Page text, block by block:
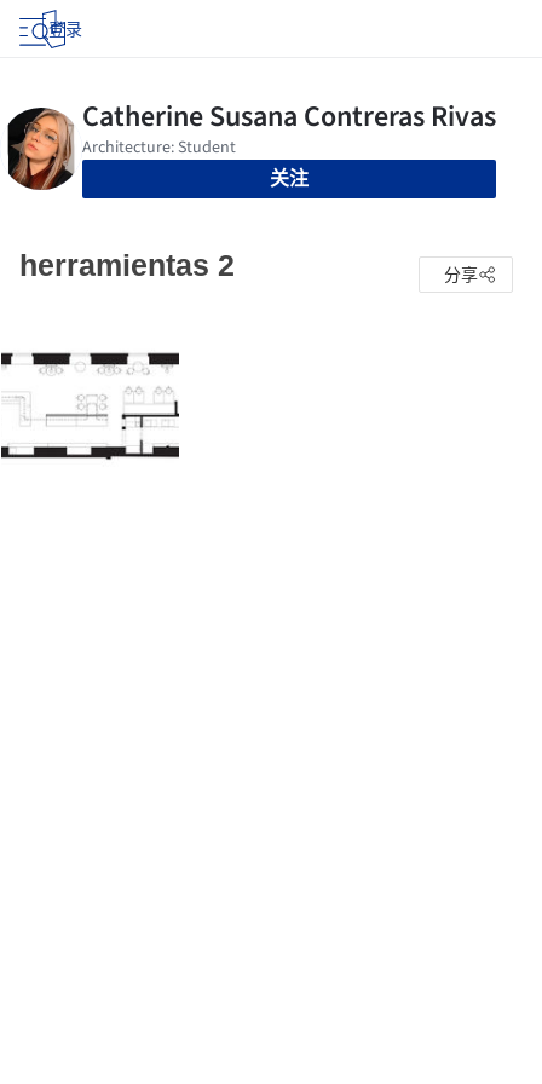
登录
关注
herramientas 2 分享